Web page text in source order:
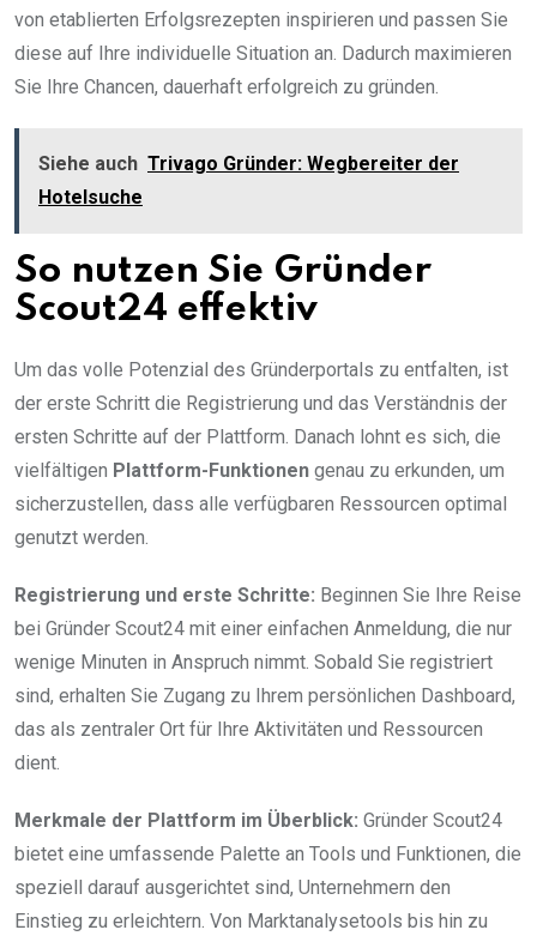
von etablierten Erfolgsrezepten inspirieren und passen Sie
diese auf Ihre individuelle Situation an. Dadurch maximieren
Sie Ihre Chancen, dauerhaft erfolgreich zu gründen.
Siehe auch Trivago Gründer: Wegbereiter der
Hotelsuche
So nutzen Sie Gründer
Scout24 effektiv
Um das volle Potenzial des Gründerportals zu entfalten, ist
der erste Schritt die Registrierung und das Verständnis der
ersten Schritte auf der Plattform. Danach lohnt es sich, die
vielfältigen Plattform-Funktionen genau zu erkunden, um
sicherzustellen, dass alle verfügbaren Ressourcen optimal
genutzt werden.
Registrierung und erste Schritte: Beginnen Sie Ihre Reise
bei Gründer Scout24 mit einer einfachen Anmeldung, die nur
wenige Minuten in Anspruch nimmt. Sobald Sie registriert
sind, erhalten Sie Zugang zu Ihrem persönlichen Dashboard,
das als zentraler Ort für Ihre Aktivitäten und Ressourcen
dient.
Merkmale der Plattform im Überblick: Gründer Scout24
bietet eine umfassende Palette an Tools und Funktionen, die
speziell darauf ausgerichtet sind, Unternehmern den
Einstieg zu erleichtern. Von Marktanalysetools bis hin zu